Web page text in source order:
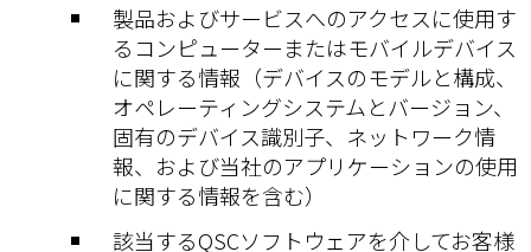
製品およびサービスへのアクセスに使用す
るコンピューターまたはモバイルデバイス
に関する情報（デバイスのモデルと構成、
オペレーティングシステムとバージョン、
固有のデバイス識別子、ネットワーク情
報、および当社のアプリケーションの使用
に関する情報を含む）
該当するQSCソフトウェアを介してお客様